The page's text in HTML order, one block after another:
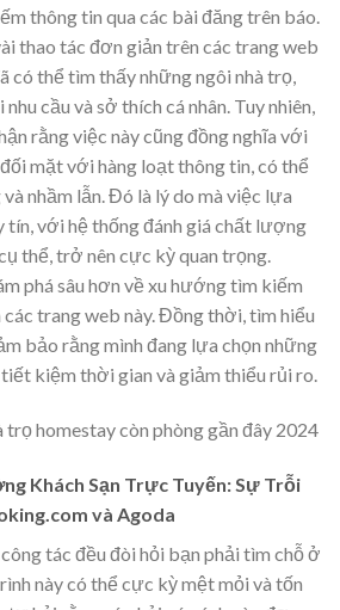
thông tin qua các bài đăng trên báo.
thao tác đơn giản trên các trang web
có thể tìm thấy những ngôi nhà trọ,
cầu và sở thích cá nhân. Tuy nhiên,
rằng việc này cũng đồng nghĩa với
mặt với hàng loạt thông tin, có thể
nhầm lẫn. Đó là lý do mà việc lựa
tín, với hệ thống đánh giá chất lượng
thể, trở nên cực kỳ quan trọng.
phá sâu hơn về xu hướng tìm kiếm
các trang web này. Đồng thời, tìm hiểu
bảo rằng mình đang lựa chọn những
kiệm thời gian và giảm thiểu rủi ro.
trọ homestay còn phòng gần đây 2024
Khách Sạn Trực Tuyến: Sự Trỗi
và Agoda
tác đều đòi hỏi bạn phải tìm chỗ ở
này có thể cực kỳ mệt mỏi và tốn